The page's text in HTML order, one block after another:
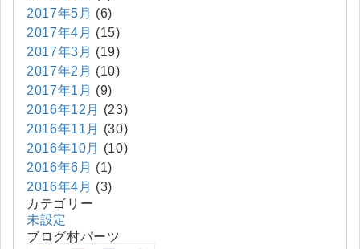
2017年5月 (6)
2017年4月 (15)
2017年3月 (19)
2017年2月 (10)
2017年1月 (9)
2016年12月
(23)
2016年11月
(30)
2016年10月
(10)
2016年6月 (1)
2016年4月 (3)
カテゴリー
未設定
ブログ村パーツ